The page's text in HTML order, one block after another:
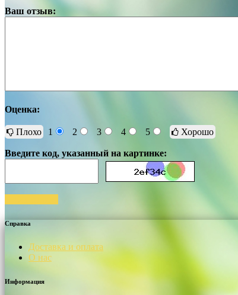
Ваш отзыв:
Оценка:
Плохо 1 2 3 4 5 Хорошо
Введите код, указанный на картинке:
Справка
Доставка и оплата
О нас
Информация